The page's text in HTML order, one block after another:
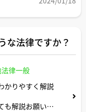
な法律ですか？
律一般
かりやすく解説
も解説お願いし